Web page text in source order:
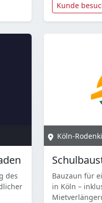
Kunde
des
Köln-
Bauzaun für
in Köln –